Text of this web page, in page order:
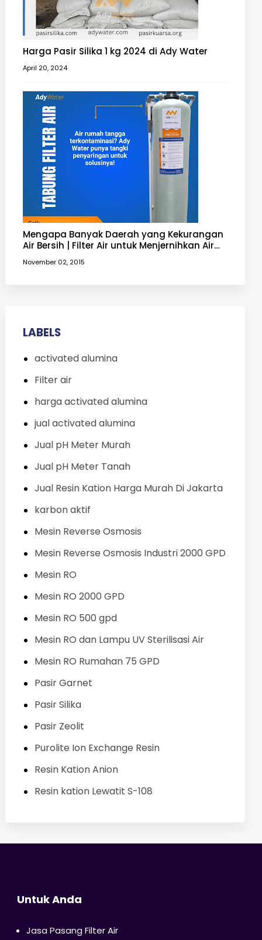
Harga Pasir Silika 1 kg 2024 di Ady Water
April 20, 2024
Mengapa Banyak Daerah yang Kekurangan
Air Bersih | Filter Air untuk Menjernihkan Air
November 02, 2015
LABELS
activated alumina
Filter air
harga activated alumina
jual activated alumina
Jual pH Meter Murah
Jual pH Meter Tanah
Jual Resin Kation Harga Murah Di Jakarta
karbon aktif
Mesin Reverse Osmosis
Mesin Reverse Osmosis Industri 2000 GPD
Mesin RO
Mesin RO 2000 GPD
Mesin RO 500 gpd
Mesin RO dan Lampu UV Sterilisasi Air
Mesin RO Rumahan 75 GPD
Pasir Garnet
Pasir Silika
Pasir Zeolit
Purolite Ion Exchange Resin
Resin Kation Anion
Resin kation Lewatit S-108
Untuk Anda
Jasa Pasang Filter Air